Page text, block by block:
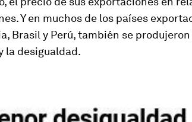
Y en muchos de los países
Brasil y Perú, también se
la desigualdad.